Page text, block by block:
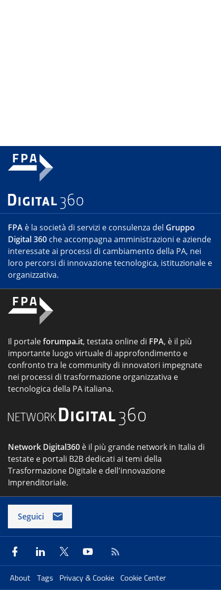
FPA è la società di servizi e consulenza del Gruppo
Digital 360 che accompagna amministrazioni e aziende
interessate ai processi di cambiamento della PA, nei
loro percorsi di innovazione tecnologica, istituzionale e
organizzativa.
Il portaleforumpa.it, testata online di FPA, è il più
importante luogo virtuale di approfondimento e
confronto tra le community di innovatori impegnate
nei processi di trasformazione organizzativa e
tecnologica della PA italiana.
Network Digital360 è il più grande network in Italia di
testate e portali B2B dedicati ai temi della
Trasformazione Digitale e dell'innovazione
Imprenditoriale.
Seguici
About Tags Privacy & Cookie Cookie Center